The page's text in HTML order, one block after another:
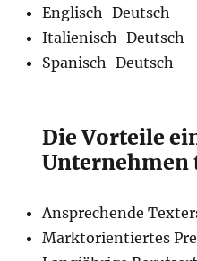
Englisch-Deutsch
Italienisch-Deutsch
Spanisch-Deutsch
Die Vorteile
Unternehmen
Ansprechende
Marktorientiertes